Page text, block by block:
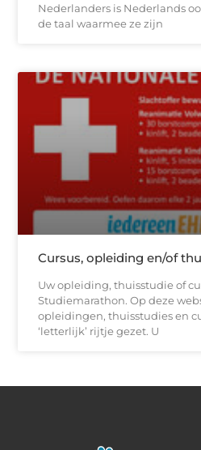
Nederlanders is Nederlands
de taal waarmee ze zijn
Cursus, opleiding en/of
Uw opleiding, thuisstudie of
Studiemarathon. Op deze
opleidingen, thuisstudies en
‘letterlijk’ rijtje gezet. U